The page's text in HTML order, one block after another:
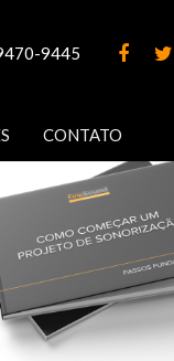
9445
CONTATO